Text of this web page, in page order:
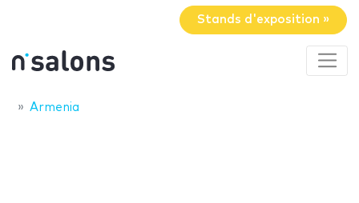
Stands d'exposition »
Armenia